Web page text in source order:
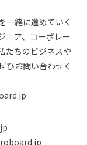
一緒に進めていく
ニア、コーポレー
たちのビジネスや
ひお問い合わせく